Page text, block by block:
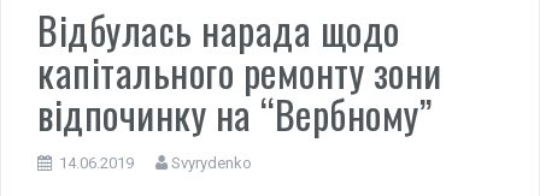
Відбулась нарада щодо
капітального ремонту зони
відпочинку на “Вербному”
14.06.2019 Svyrydenko